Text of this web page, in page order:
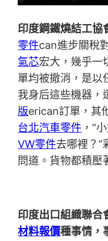
印度鋼鐵燒結工協
零件can進步關稅
氣芯宏大，幾乎一
單均被撤消，是以
我身后這些機器，
版erican訂單，其
台北汽車零件 ，“
VW零件去哪裡？”
問道。貨物都積壓
印度出口組織聯合
材料報價種事情，